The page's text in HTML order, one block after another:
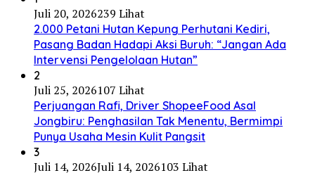
Juli 20, 2026239 Lihat
2.000 Petani Hutan Kepung Perhutani Kediri,
Pasang Badan Hadapi Aksi Buruh: “Jangan Ada
Intervensi Pengelolaan Hutan”
2
Juli 25, 2026107 Lihat
Perjuangan Rafi, Driver ShopeeFood Asal
Jongbiru: Penghasilan Tak Menentu, Bermimpi
Punya Usaha Mesin Kulit Pangsit
3
Juli 14, 2026Juli 14, 2026103 Lihat